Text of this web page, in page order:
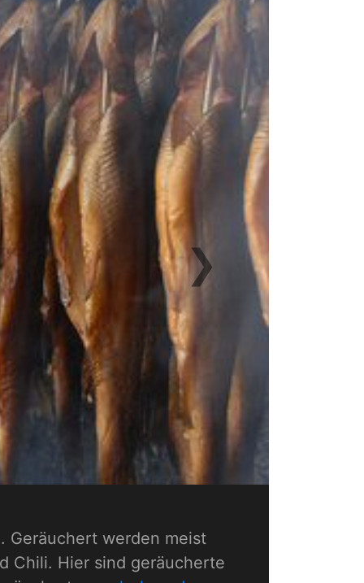
Geräuchert werden meist
Chili. Hier sind geräucherte
❯Next